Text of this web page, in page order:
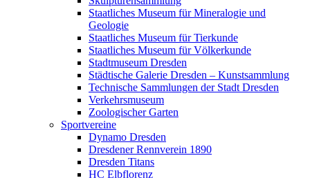
Staatliches Museum für Mineralogie und
Geologie
Staatliches Museum für Tierkunde
Staatliches Museum für Völkerkunde
Stadtmuseum Dresden
Städtische Galerie Dresden – Kunstsammlung
Technische Sammlungen der Stadt Dresden
Verkehrsmuseum
Zoologischer Garten
Sportvereine
Dynamo Dresden
Dresdener Rennverein 1890
Dresden Titans
HC Elbflorenz